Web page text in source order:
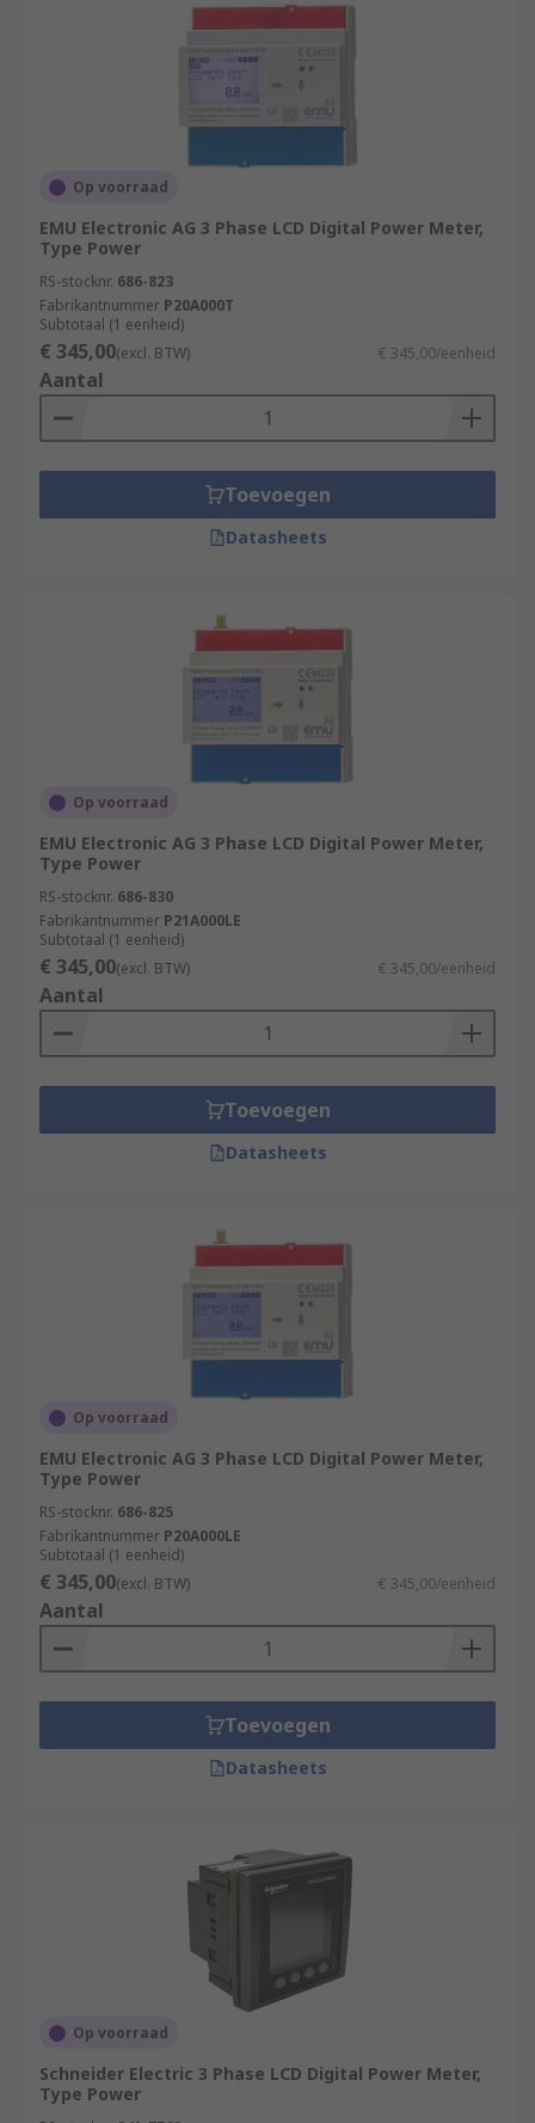
Op voorraad
EMU Electronic AG 3 Phase LCD Digital Power Meter,
Type Power
RS-stocknr. 686-823
Fabrikantnummer P20A000T
Subtotaal (1 eenheid)
€ 345,00(excl. BTW) € 345,00/eenheid
Aantal
Toevoegen
Datasheets
Op voorraad
EMU Electronic AG 3 Phase LCD Digital Power Meter,
Type Power
RS-stocknr. 686-830
Fabrikantnummer P21A000LE
Subtotaal (1 eenheid)
€ 345,00(excl. BTW) € 345,00/eenheid
Aantal
Toevoegen
Datasheets
Op voorraad
EMU Electronic AG 3 Phase LCD Digital Power Meter,
Type Power
RS-stocknr. 686-825
Fabrikantnummer P20A000LE
Subtotaal (1 eenheid)
€ 345,00(excl. BTW) € 345,00/eenheid
Aantal
Toevoegen
Datasheets
Op voorraad
Schneider Electric 3 Phase LCD Digital Power Meter,
Type Power